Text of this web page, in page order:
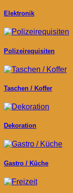
Elektronik
Polizeirequisiten
Taschen / Koffer
Dekoration
Gastro / Küche